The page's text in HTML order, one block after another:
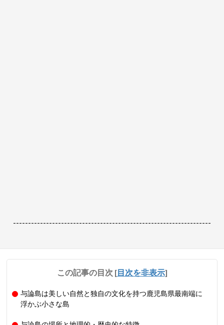
------------------------------------------------------------------
この記事の目次 [目次を非表示]
与論島は美しい自然と独自の文化を持つ鹿児島県最南端に
浮かぶ小さな島